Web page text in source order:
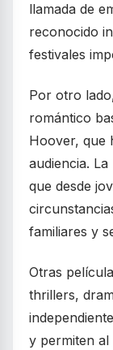
llamada de
reconocido
festivales
Por otro
romántico
Hoover, que
audiencia.
que desde
familiares y
Otras
thrillers,
y permiten al